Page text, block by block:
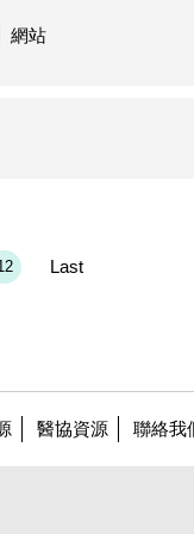
網站
Last
醫協資源 聯絡我